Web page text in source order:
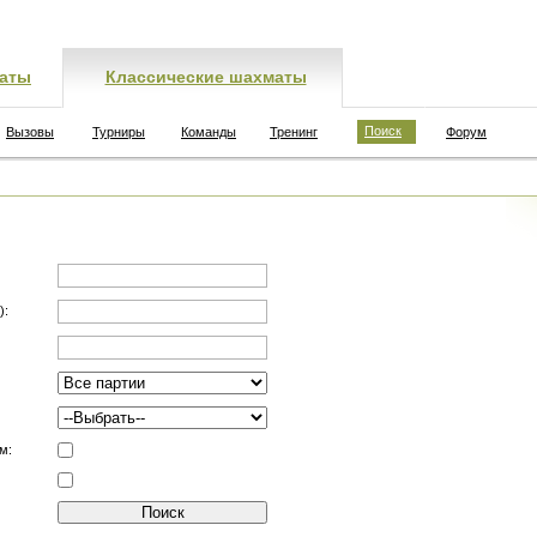
Классические шахматы
Вызовы Турниры Команды Тренинг Поиск Форум